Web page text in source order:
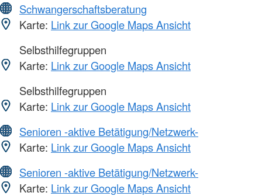
Schwangerschaftsberatung
Karte: Link zur Google Maps Ansicht
Selbsthilfegruppen
Karte: Link zur Google Maps Ansicht
Selbsthilfegruppen
Karte: Link zur Google Maps Ansicht
Senioren -aktive Betätigung/Netzwerk-
Karte: Link zur Google Maps Ansicht
Senioren -aktive Betätigung/Netzwerk-
Karte: Link zur Google Maps Ansicht